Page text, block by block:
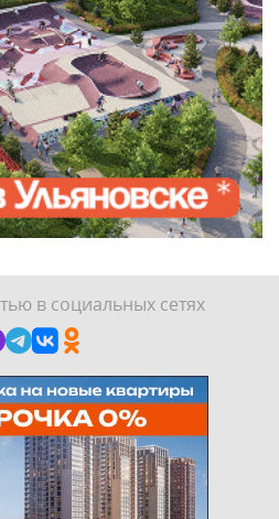
в социальных сетях